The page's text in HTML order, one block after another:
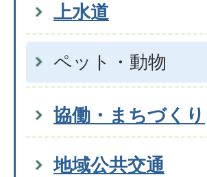
上水道
ペット・動物
協働・まちづくり
地域公共交通